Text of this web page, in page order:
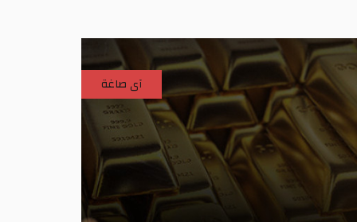
آى صاغة